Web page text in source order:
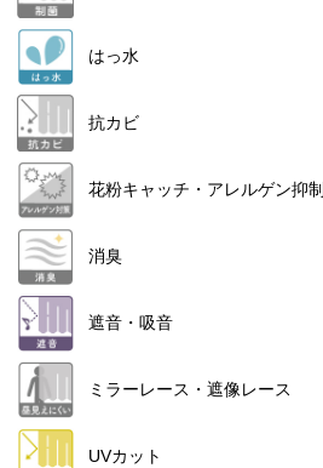
はっ水
抗カビ
花粉キャッチ・アレルゲン抑制
消臭
遮音・吸音
ミラーレース・遮像レース
UVカット